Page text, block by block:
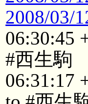
2008/03/
06:30:45
#西生駒
06:31:17